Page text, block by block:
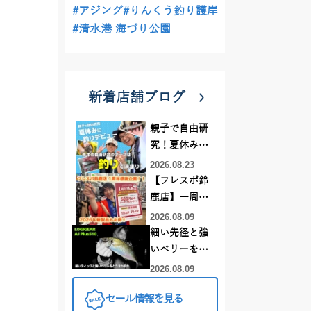
#アジング#りんくう釣り護岸
#清水港 海づり公園
新着店舗ブログ
親子で自由研
究！夏休みに
釣りデビュー
2026.08.23
【フレスポ鈴
鹿店】一周年
記念セール開
催中！新製品
ルアーロッド
もお買い
得！！！
2026.08.09
細い先径と強
いベリーをど
う活かすか |
プラス510の
2026.08.09
セール情報を見る